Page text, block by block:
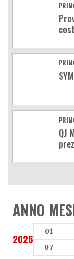
QJ
ANNO
2026
01
07